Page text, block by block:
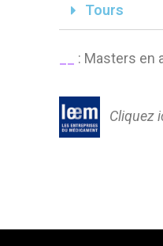
Tours
: Masters en
Cliquez